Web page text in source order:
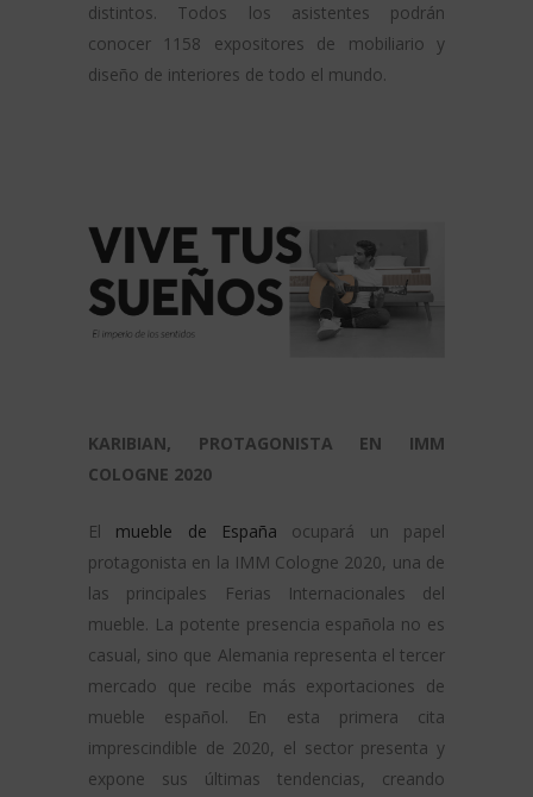
distintos. Todos los asistentes podrán
conocer 1158 expositores de mobiliario y
diseño de interiores de todo el mundo.
KARIBIAN, PROTAGONISTA EN IMM
COLOGNE 2020
El mueble de España ocupará un papel
protagonista en la IMM Cologne 2020, una de
las principales Ferias Internacionales del
mueble. La potente presencia española no es
casual, sino que Alemania representa el tercer
mercado que recibe más exportaciones de
mueble español. En esta primera cita
imprescindible de 2020, el sector presenta y
expone sus últimas tendencias, creando